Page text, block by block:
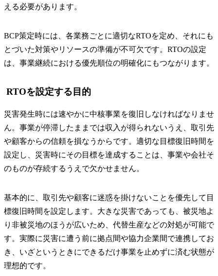
える必要があります。
BCP策定時には、各業務ごとに適切なRTOを定め、それにも
とづいた対策やリソースの準備が不可欠です。RTOの設定
は、事業継続における優先順位の明確化にもつながります。
RTOを設定する目的
災害発生時には速やかに中核事業を復旧しなければなりませ
ん。事業が停滞したままでは収入が得られないうえ、取引先
や顧客からの信頼を損なうからです。適切な目標復旧時間を
設定し、災害時にその目標を達成することは、事業や会社そ
のものが存続するうえで欠かせません。
基本的に、取引先や顧客に迷惑を掛けないことを優先して目
標復旧時間を設定します。大きな災害であっても、被災地よ
り非被災地のほうが広いため、代替生産などの対処が可能で
す。実際に災害に遭う前に拠点間や協力企業間で連携してお
き、いざというときにできるだけ事業を止めずに済む状態が
理想的です。